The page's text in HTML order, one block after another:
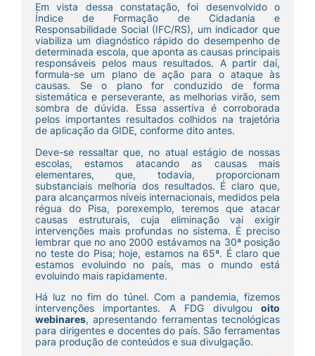
Em vista dessa constatação, foi desenvolvido o
Índice de Formação de Cidadania e
Responsabilidade Social (IFC/RS), um indicador que
viabiliza um diagnóstico rápido do desempenho de
determinada escola, que aponta as causas principais
responsáveis pelos maus resultados. A partir daí,
formula-se um plano de ação para o ataque às
causas. Se o plano for conduzido de forma
sistemática e perseverante, as melhorias virão, sem
sombra de dúvida. Essa assertiva é corroborada
pelos importantes resultados colhidos na trajetória
de aplicação da GIDE, conforme dito antes.
Deve-se ressaltar que, no atual estágio de nossas
escolas, estamos atacando as causas mais
elementares, que, todavia, proporcionam
substanciais melhoria dos resultados. É claro que,
para alcançarmos níveis internacionais, medidos pela
régua do Pisa, porexemplo, teremos que atacar
causas estruturais, cuja eliminação vai exigir
intervenções mais profundas no sistema. É preciso
lembrar que no ano 2000 estávamos na 30ª posição
no teste do Pisa; hoje, estamos na 65ª. É claro que
estamos evoluindo no país, mas o mundo está
evoluindo mais rapidamente.
Há luz no fim do túnel. Com a pandemia, fizemos
intervenções importantes. A FDG divulgou oito
webinares, apresentando ferramentas tecnológicas
para dirigentes e docentes do país. São ferramentas
para produção de conteúdos e sua divulgação.